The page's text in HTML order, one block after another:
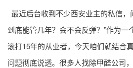
最近后台收到不少西安业主的私信，
到底能管几年？会不会反弹？”作为一
滚打15年的从业者，今天咱们就结合
问题彻底说透。很多人找除甲醛公司